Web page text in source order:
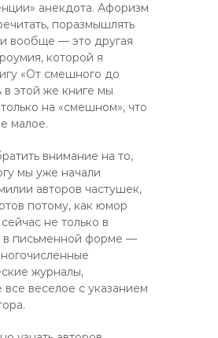
анекдота. Афоризм
поразмышлять
вообще — это другая
которой я
«От смешного до
в этой же книге мы
на «смешном», что
малое.
внимание на то,
мы уже начали
авторов частушек,
потому, как юмор
не только в
в письменной форме —
журналы,
веселое с указанием